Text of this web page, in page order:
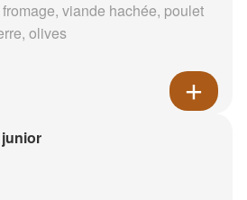
viande hachée, poulet
olives